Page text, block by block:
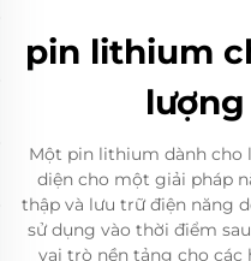
pin lithium
Một pin lithium dành
diện cho một giải pháp
thập và lưu trữ điện năng
sử dụng vào thời điểm
vai trò nền tảng cho